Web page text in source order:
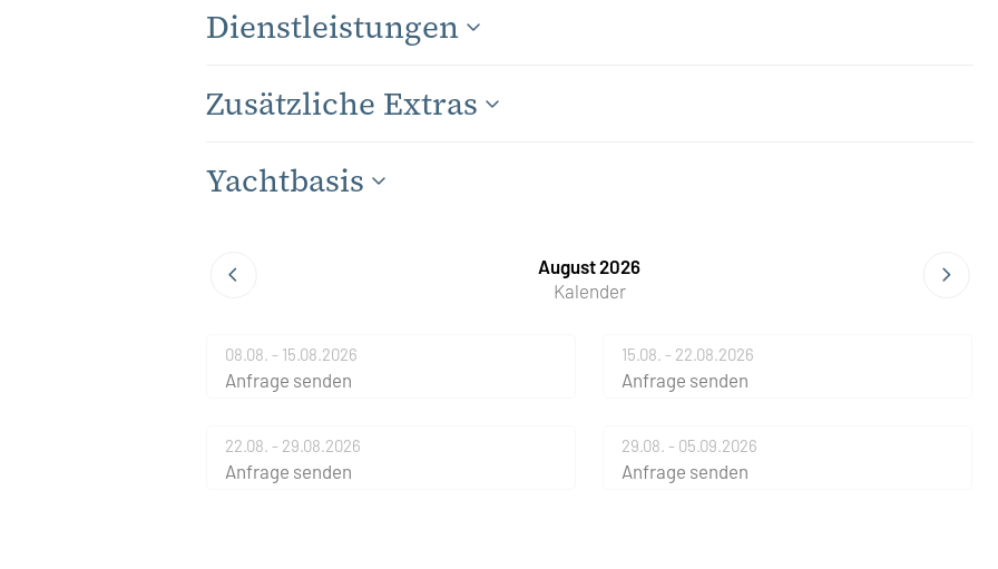
Dienstleistungen
Zusätzliche Extras
Yachtbasis
August 2026
Kalender
08.08. - 15.08.2026
Anfrage senden
15.08. - 22.08.2026
Anfrage senden
22.08. - 29.08.2026
Anfrage senden
29.08. - 05.09.2026
Anfrage senden